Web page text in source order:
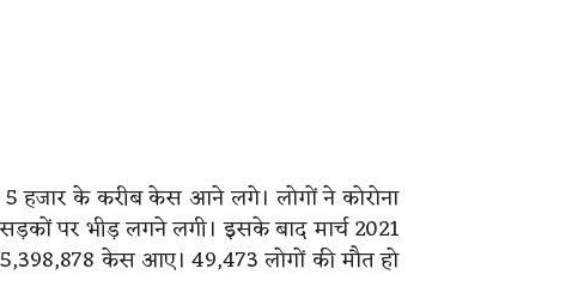
हजार के करीब केस आने लगे। लोगों ने कोरोना
पर भीड़ लगने लगी। इसके बाद मार्च 2021
केस आए। 49,473 लोगों की मौत हो